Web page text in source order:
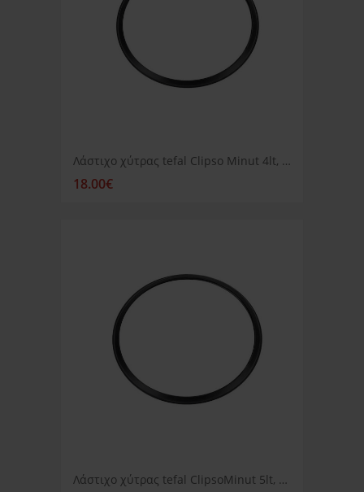
Λάστιχο χύτρας tefal Clipso Minut 4lt, 4.5lt, 6lt 220mm
18.00€
Λάστιχο χύτρας tefal ClipsoMinut 5lt, 7.5lt, 9lt 245mm